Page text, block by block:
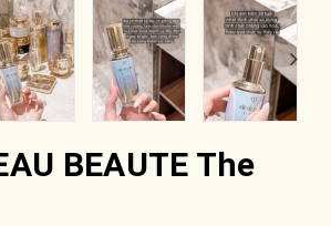
BEAUTE The